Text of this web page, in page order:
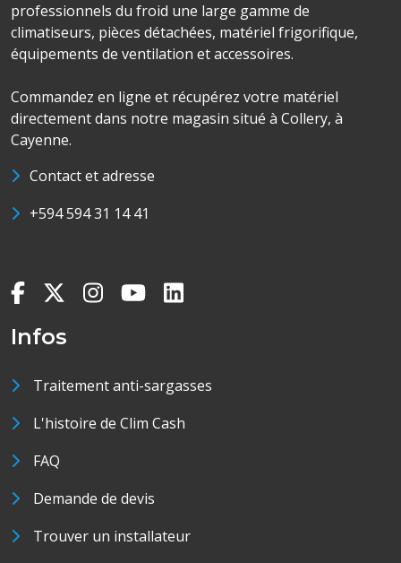
professionnels du froid une large gamme de
climatiseurs, pièces détachées, matériel frigorifique,
équipements de ventilation et accessoires.
Commandez en ligne et récupérez votre matériel
directement dans notre magasin situé à Collery, à
Cayenne.
Contact et adresse
+594 594 31 14 41
Infos
Traitement anti-sargasses
L'histoire de Clim Cash
FAQ
Demande de devis
Trouver un installateur